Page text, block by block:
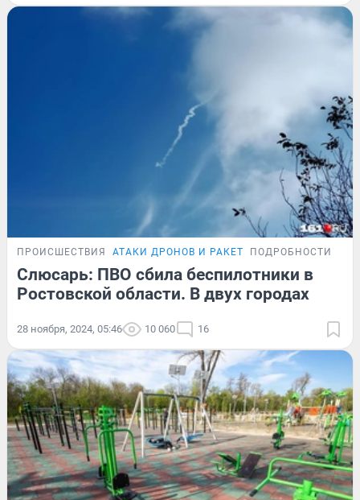
ПРОИСШЕСТВИЯ АТАКИ ДРОНОВ И РАКЕТ ПОДРОБНОСТИ
Слюсарь: ПВО сбила беспилотники в
Ростовской области. В двух городах
28 ноября, 2024, 05:46 10 060 16